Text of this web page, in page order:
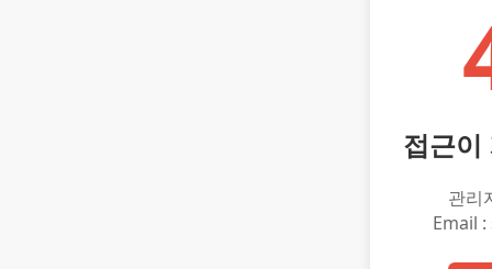
접근이
관리
Email